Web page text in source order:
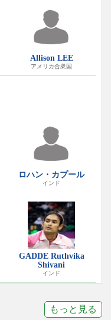
Allison LEE
アメリカ合衆国
ロハン・カプール
インド
GADDE Ruthvika
Shivani
インド
もっと見る